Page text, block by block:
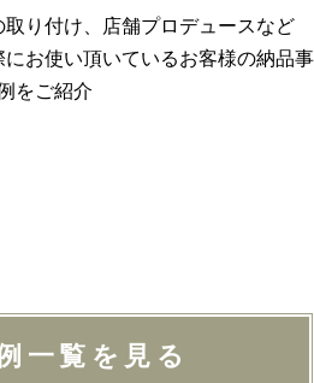
取り付け、店舗プロデュースなど
お使い頂いているお客様の納品事
をご紹介
一覧を見る